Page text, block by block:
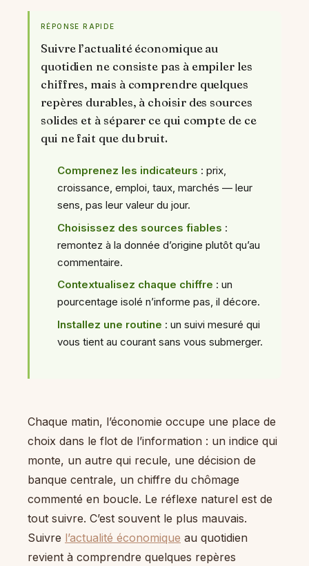
RÉPONSE RAPIDE
Suivre l’actualité économique au
quotidien ne consiste pas à empiler les
chiffres, mais à comprendre quelques
repères durables, à choisir des sources
solides et à séparer ce qui compte de ce
qui ne fait que du bruit.
Comprenez les indicateurs : prix,
croissance, emploi, taux, marchés — leur
sens, pas leur valeur du jour.
Choisissez des sources fiables :
remontez à la donnée d’origine plutôt qu’au
commentaire.
Contextualisez chaque chiffre : un
pourcentage isolé n’informe pas, il décore.
Installez une routine : un suivi mesuré qui
vous tient au courant sans vous submerger.
Chaque matin, l’économie occupe une place de
choix dans le flot de l’information : un indice qui
monte, un autre qui recule, une décision de
banque centrale, un chiffre du chômage
commenté en boucle. Le réflexe naturel est de
tout suivre. C’est souvent le plus mauvais.
Suivre l’actualité économique au quotidien
revient à comprendre quelques repères